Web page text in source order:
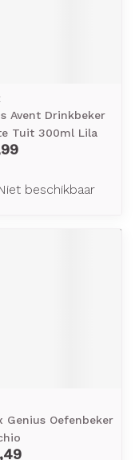
Avent Drinkbeker
Tuit 300ml Lila
beschikbaar
Genius Oefenbeker